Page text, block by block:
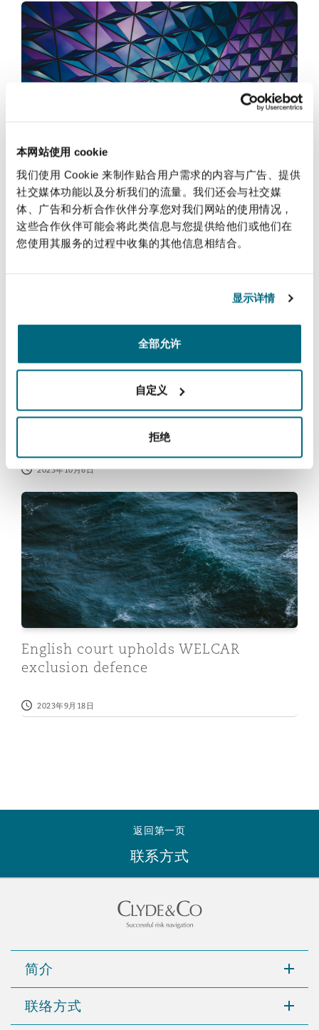
本网站使用 cookie
我们使用 Cookie 来制作贴合用户需求的内容与广告、提供
社交媒体功能以及分析我们的流量。我们还会与社交媒
体、广告和分析合作伙伴分享您对我们网站的使用情况，
这些合作伙伴可能会将此类信息与您提供给他们或他们在
您使用其服务的过程中收集的其他信息相结合。
显示详情
全部允许
自定义
拒绝
MRO (Maintenance, Repair &
Non-Contentious
Satellite & Space
Healthcare
Insurance Coverage
Marine
Political Risk & Trade Credit
Product Liability & Recall
Property
Reinsurance
斯
海
尼
杉矶
阿密
泽西
尼克斯
伦多
哥华
拉斯哥（G1大厦）
尔福德
兹
德里
兰
尼克
卡斯尔
业务领域
法律解析
Court of Appeal upholds WELCAR exclusion defence
Court of Appeal upholds WELCAR
exclusion defence
2024年8月8日
Does a prudent uninsured need to obtain insurers’
Does a prudent uninsured need to
obtain insurers’ consent to settle with
2023年10月6日
English court upholds WELCAR exclusion defence
English court upholds WELCAR
exclusion defence
2023年9月18日
返回第一页
联系方式
简介
联络方式